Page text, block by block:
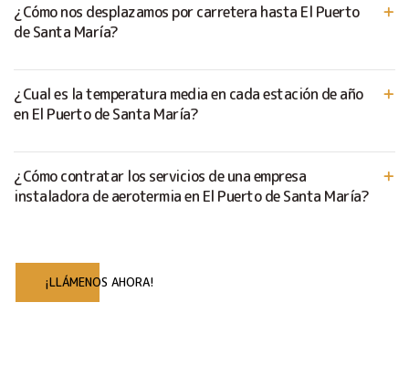
¿Cómo nos desplazamos por carretera hasta El Puerto
de Santa María?
¿Cual es la temperatura media en cada estación de año
en El Puerto de Santa María?
¿Cómo contratar los servicios de una empresa
instaladora de aerotermia en El Puerto de Santa María?
¡LLÁMENOS AHORA!